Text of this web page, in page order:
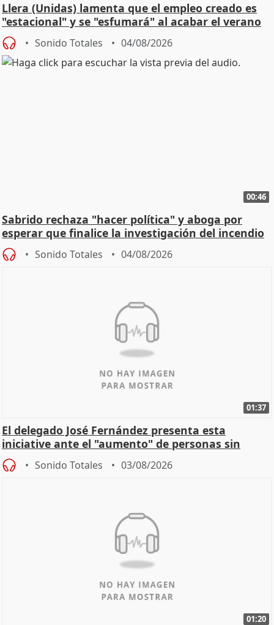
Llera (Unidas) lamenta que el empleo creado es
"estacional" y se "esfumará" al acabar el verano
Sonido Totales 04/08/2026
00:46
Sabrido rechaza "hacer política" y aboga por
esperar que finalice la investigación del incendio
Sonido Totales 04/08/2026
01:37
El delegado José Fernández presenta esta
iniciative ante el "aumento" de personas sin
hogar en Madri
Sonido Totales 03/08/2026
01:20